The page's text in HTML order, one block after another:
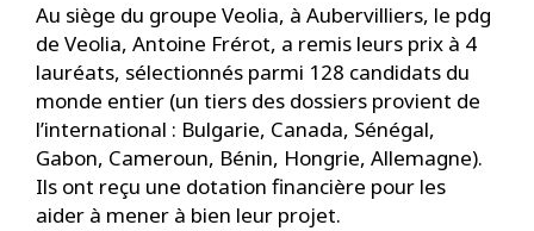
Au siège du groupe Veolia, à Aubervilliers, le pdg
de Veolia, Antoine Frérot, a remis leurs prix à 4
lauréats, sélectionnés parmi 128 candidats du
monde entier (un tiers des dossiers provient de
l’international : Bulgarie, Canada, Sénégal,
Gabon, Cameroun, Bénin, Hongrie, Allemagne).
Ils ont reçu une dotation financière pour les
aider à mener à bien leur projet.